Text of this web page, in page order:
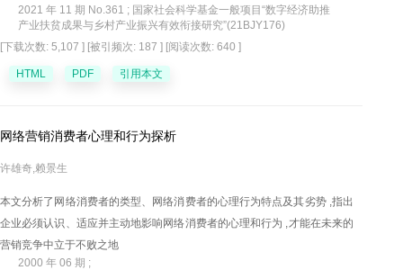
置效率、促使数字技术与传统产业融合来实现产业结构升级。(2)数字经济
越明显。(3)数字经济发展水平越高的地区对产业结构合理化与高度化的直
合理化与高度化都存在双重门槛,在跨越门槛值2.138后,数字经济对产业结
构合理化与高度化的影响效果都显著提高并从负向转为正向。
2021 年 11 期 No.361 ; 国家社会科学基金一般项目“数字经济助推
产业扶贫成果与乡村产业振兴有效衔接研究”(21BJY176)
[下载次数: 5,107 ] [被引频次: 187 ] [阅读次数: 640 ]
HTML PDF 引用本文
网络营销消费者心理和行为探析
许雄奇,赖景生
本文分析了网络消费者的类型、网络消费者的心理行为特点及其劣势 ,指出
企业必须认识、适应并主动地影响网络消费者的心理和行为 ,才能在未来的
营销竞争中立于不败之地
2000 年 06 期 ;